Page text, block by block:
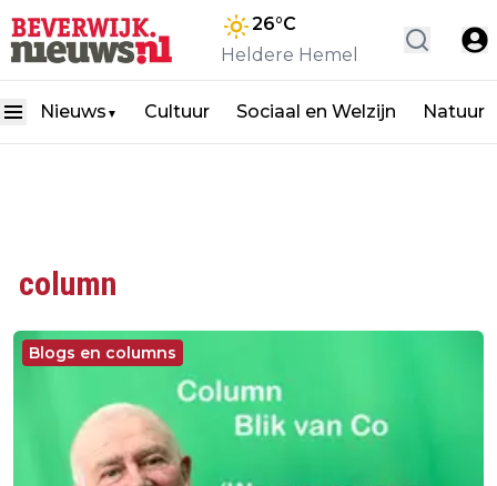
26°C
Heldere Hemel
Nieuws ▼ Cultuur Sociaal en Welzijn Natuur
column
Blogs en columns